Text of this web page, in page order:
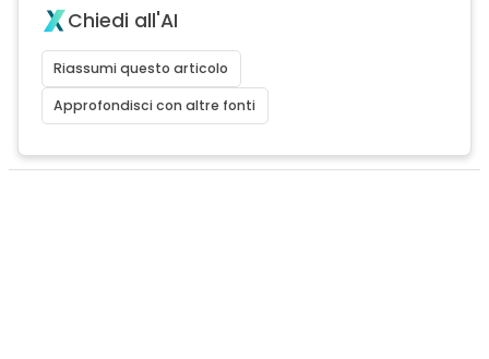
Chiedi all'AI
Riassumi questo articolo
Approfondisci con altre fonti